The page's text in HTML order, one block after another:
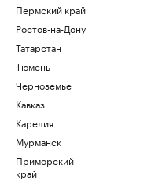
Пермский край
Ростов-на-Дону
Татарстан
Тюмень
Черноземье
Кавказ
Карелия
Мурманск
Приморский
край